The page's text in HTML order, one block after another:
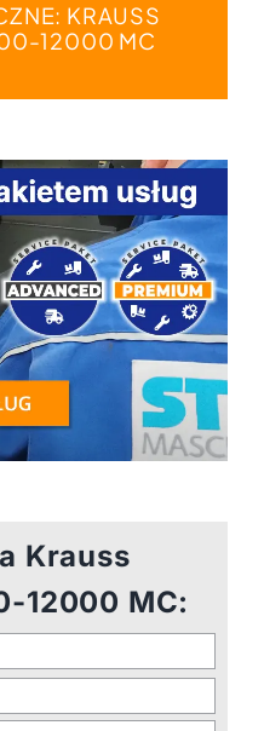
KRAUSS
12000 MC
Krauss
12000 MC: